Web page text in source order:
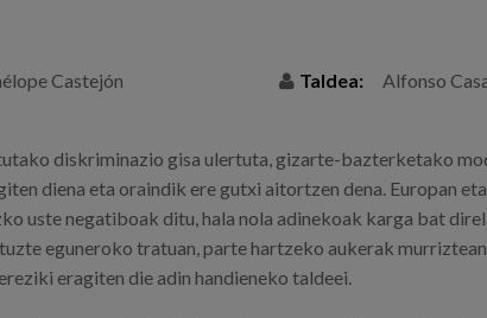
Castejón Taldea: Alfonso
diskriminazio gisa ulertuta, gizarte-bazterketako
diena eta oraindik ere gutxi aitortzen dena. Europan
uste negatiboak ditu, hala nola adinekoak karga bat
eguneroko tratuan, parte hartzeko aukerak
eragiten die adin handieneko taldeei.